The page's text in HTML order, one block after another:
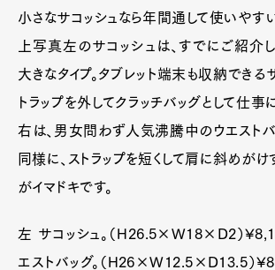
小さなサコッシュなら年間通して使いやすい
上写真左のサコッシュは、すでにご紹介
大きなタイプ。タブレット端末も収納できる
トラップを外してクラッチバッグとして仕事
右は、男女問わず人気沸騰中のウエストバ
同様に、ストラップを短くして肩に斜めがけ
がイマドキです。
左 サコッシュ。（H26.5×W18×D2）
エストバッグ。（H26×W12.5×D13.5）